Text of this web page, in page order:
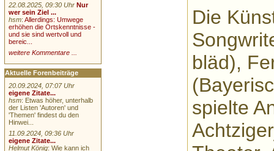
Die
bläd),
spielte
22.08.2025, 09:30 Uhr Nur
wer sein Ziel ...
hsm:Allerdings: Umwege
erhöhen die Ortskenntnisse -
und sie sind wertvoll und
bereic...
weitere Kommentare ...
Aktuelle Forenbeiträge
20.09.2024, 07:07 Uhr
eigene Zitate...
hsm: Etwas höher, unterhalb
der Listen 'Autoren' und
'Themen' findest du den
Hinwei...
11.09.2024, 09:36 Uhr
eigene Zitate...
Helmut König: Wie kann ich